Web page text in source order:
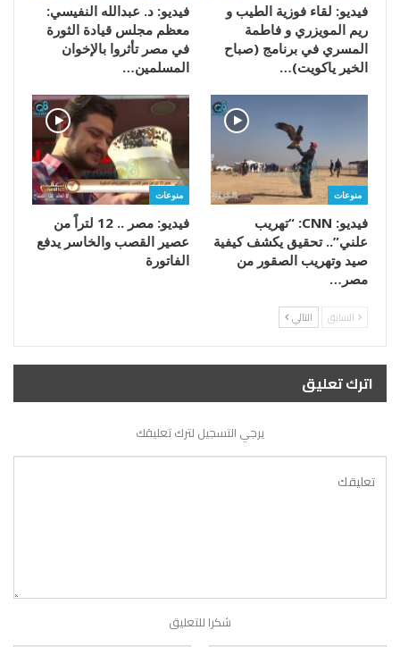
فيديو: لقاء فوزية الطيب و
ريم المويزري و فاطمة
المسري في برنامج (صباح
الخير ياكويت)…
فيديو: د. عبدالله النفيسي:
معظم مجلس قيادة الثورة
في مصر تأثروا بالإخوان
المسلمين…
منوعات
فيديو: CNN: “تهريب
علني”.. تحقيق يكشف كيفية
صيد وتهريب الصقور من
مصر…
منوعات
فيديو: مصر .. 12 لتراً من
عصير القصب والخاسر يدفع
الفاتورة
السابق التالي
اترك تعليق
يرجي التسجيل لترك تعليقك
شكرا للتعليق